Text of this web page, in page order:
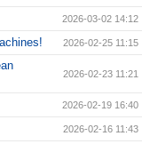
2026-03-02 14:12
2026-02-25 11:15
2026-02-23 11:21
2026-02-19 16:40
2026-02-16 11:43